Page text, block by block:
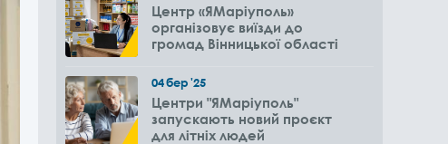
Центр «ЯМаріуполь»
організовує виїзди до
громад Вінницької області
04бер'25
Центри "ЯМаріуполь"
запускають новий проєкт
для літніх людей